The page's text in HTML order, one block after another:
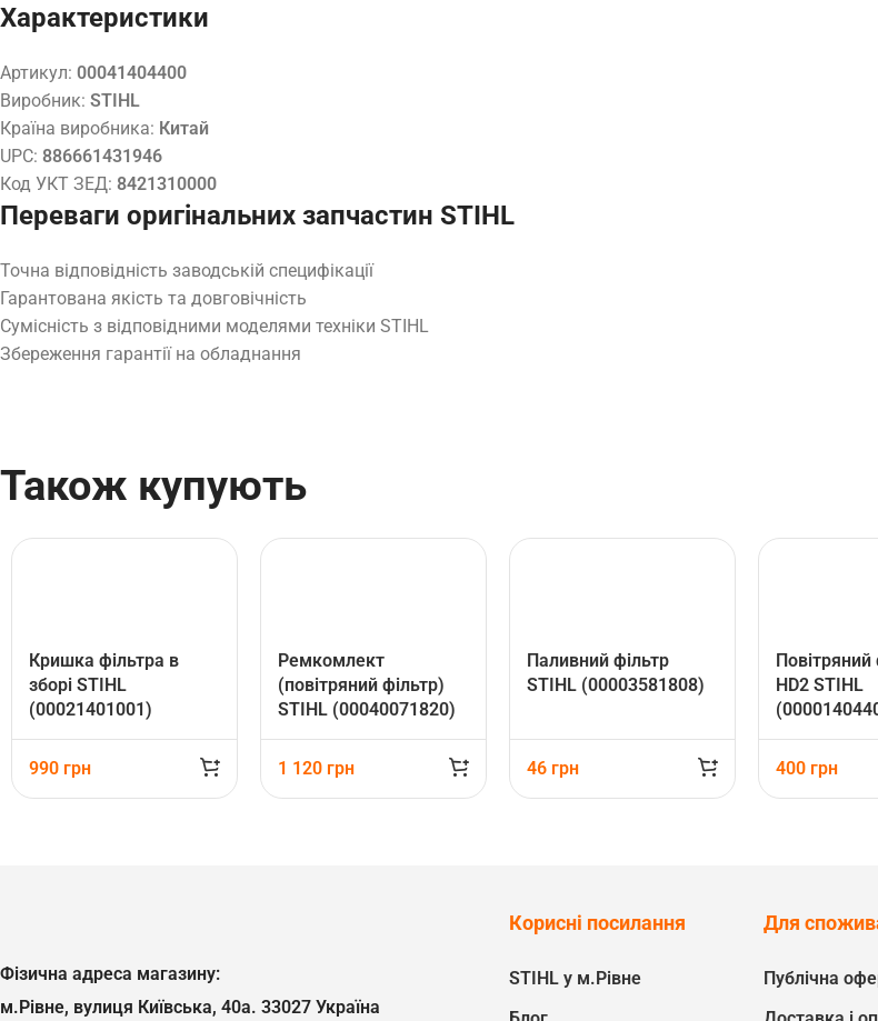
Характеристики
Артикул: 00041404400
Виробник: STIHL
Країна виробника: Китай
UPC: 886661431946
Код УКТ ЗЕД: 8421310000
Переваги оригінальних запчастин STIHL
Точна відповідність заводській специфікації
Гарантована якість та довговічність
Сумісність з відповідними моделями техніки STIHL
Збереження гарантії на обладнання
Також купують
Кришка фільтра в
зборі STIHL
(00021401001)
990 грн
Ремкомлект
(повітряний фільтр)
STIHL (00040071820)
1 120 грн
Паливний фільтр
STIHL (00003581808)
46 грн
Повітряний
HD2 STIHL
400 грн
Фізична адреса магазину:
м.Рівне, вулиця Київська, 40а. 33027 Україна
Корисні посилання
STIHL у м.Рівне
Для
Публічна